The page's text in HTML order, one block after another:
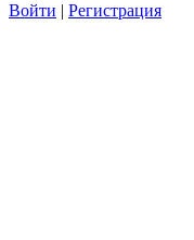
Войти | Регистрация